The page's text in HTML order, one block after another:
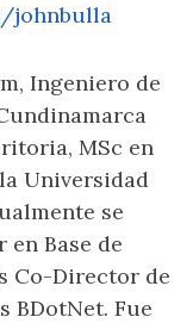
johnbulla
Ingeniero de
MSc en
Universidad
se
Base de
Co-Director de
BDotNet. Fue